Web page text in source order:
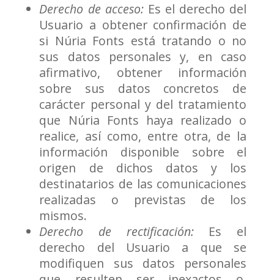
Derecho de acceso:Es el derecho del
Usuario a obtener confirmación de
si Núria Fonts está tratando o no
sus datos personales y, en caso
afirmativo, obtener información
sobre sus datos concretos de
carácter personal y del tratamiento
que Núria Fonts haya realizado o
realice, así como, entre otra, de la
información disponible sobre el
origen de dichos datos y los
destinatarios de las comunicaciones
realizadas o previstas de los
mismos.
Derecho de rectificación:Es el
derecho del Usuario a que se
modifiquen sus datos personales